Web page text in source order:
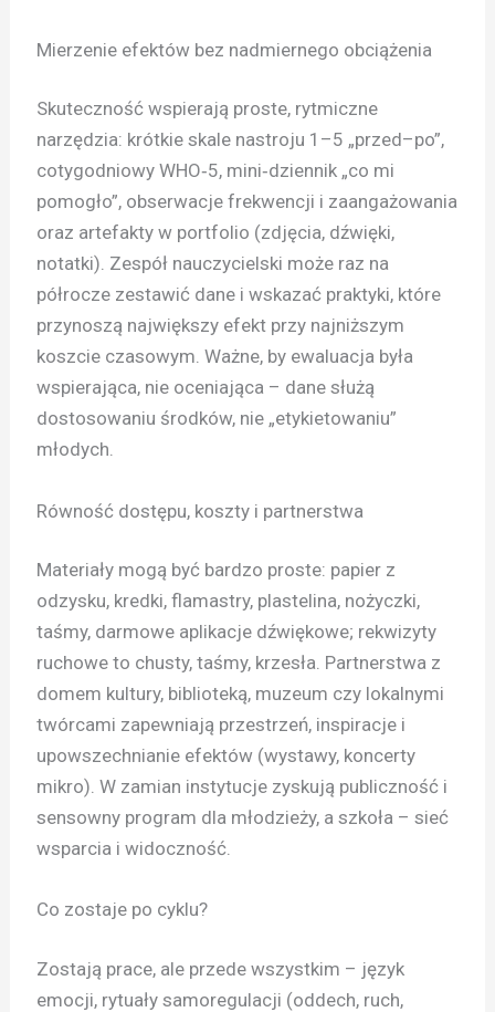
Mierzenie efektów bez nadmiernego obciążenia
Skuteczność wspierają proste, rytmiczne
narzędzia: krótkie skale nastroju 1–5 „przed–po”,
cotygodniowy WHO‑5, mini‑dziennik „co mi
pomogło”, obserwacje frekwencji i zaangażowania
oraz artefakty w portfolio (zdjęcia, dźwięki,
notatki). Zespół nauczycielski może raz na
półrocze zestawić dane i wskazać praktyki, które
przynoszą największy efekt przy najniższym
koszcie czasowym. Ważne, by ewaluacja była
wspierająca, nie oceniająca – dane służą
dostosowaniu środków, nie „etykietowaniu”
młodych.
Równość dostępu, koszty i partnerstwa
Materiały mogą być bardzo proste: papier z
odzysku, kredki, flamastry, plastelina, nożyczki,
taśmy, darmowe aplikacje dźwiękowe; rekwizyty
ruchowe to chusty, taśmy, krzesła. Partnerstwa z
domem kultury, biblioteką, muzeum czy lokalnymi
twórcami zapewniają przestrzeń, inspiracje i
upowszechnianie efektów (wystawy, koncerty
mikro). W zamian instytucje zyskują publiczność i
sensowny program dla młodzieży, a szkoła – sieć
wsparcia i widoczność.
Co zostaje po cyklu?
Zostają prace, ale przede wszystkim – język
emocji, rytuały samoregulacji (oddech, ruch,